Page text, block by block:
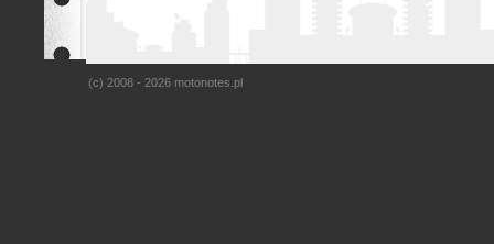
(c) 2008 - 2026 motonotes.pl